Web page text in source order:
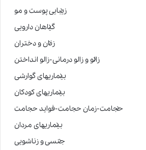
زیبایی پوست و مو
گیاهان دارویی
زنان و دختران
زالو و زالو درمانی-زالو انداختن
بیماریهای گوارشی
بیماریهای کودکان
حجامت-زمان حجامت-فواید حجامت
بیماریهای مردان
جنسی و زناشویی